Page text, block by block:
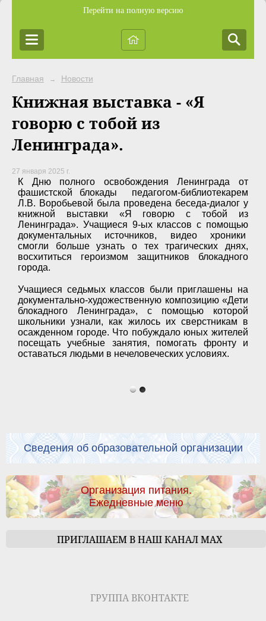
Перейти на полную версию
Главная → Новости
Книжная выставка - «Я
говорю с тобой из
Ленинграда».
27 января 2025 г.
К Дню полного освобождения Ленинграда от
фашистской блокады педагогом-библиотекарем
Л.В. Воробьевой была проведена беседа-диалог у
книжной выставки «Я говорю с тобой из
Ленинграда». Учащиеся 9-ых классов с помощью
документальных источников, видео хроники
смогли больше узнать о тех трагических днях,
восхититься героизмом защитников блокадного
города.
Учащиеся седьмых классов были приглашены на
документально-художественную композицию «Дети
блокадного Ленинграда», с помощью которой
школьники узнали, как жилось их сверстникам в
осажденном городе. Что побуждало юных жителей
посещать учебные занятия, помогать фронту и
оставаться людьми в нечеловеческих условиях.
Сведения об образовательной организации
Организация питания.
Ежедневные меню
ПРИГЛАШАЕМ В НАШ КАНАЛ МАХ
ГРУППА ВКОНТАКТЕ